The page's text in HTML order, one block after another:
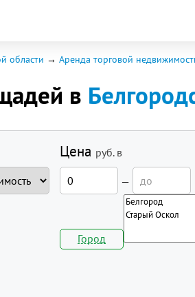
области Аренда торговой
в
Цена руб. в
—
Город